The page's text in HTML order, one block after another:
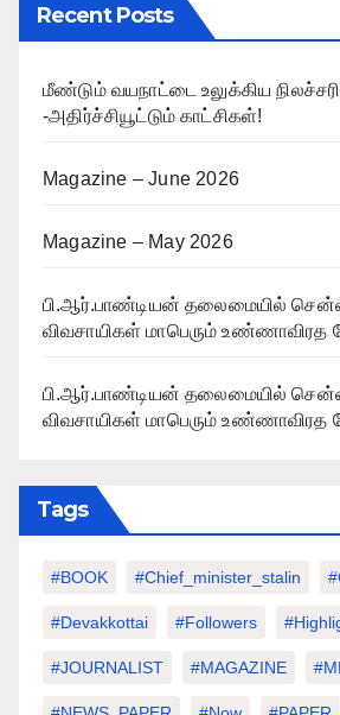
Recent Posts
மீண்டும் வயநாட்டை உலுக்கிய
-அதிர்ச்சியூட்டும் காட்சிகள்!
Magazine – June 2026
Magazine – May 2026
பி.ஆர்.பாண்டியன் தலைமையில்
விவசாயிகள் மாபெரும் உண்ணாவிரத
பி.ஆர்.பாண்டியன் தலைமையில்
விவசாயிகள் மாபெரும் உண்ணாவிரத
Tags
#BOOK #chief_minister_stalin
#devakkottai #followers
#JOURNALIST #MAGAZINE